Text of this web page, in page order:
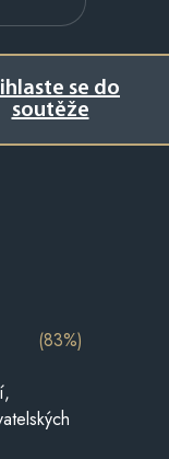
se do
soutěže
(83%)